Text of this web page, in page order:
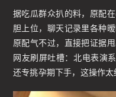
据吃瓜群众扒的料，原配
胆上位，聊天记录里各种
原配气不过，直接把证据
网友刷屏吐槽：北电表演
还专挑孕期下手，这操作太